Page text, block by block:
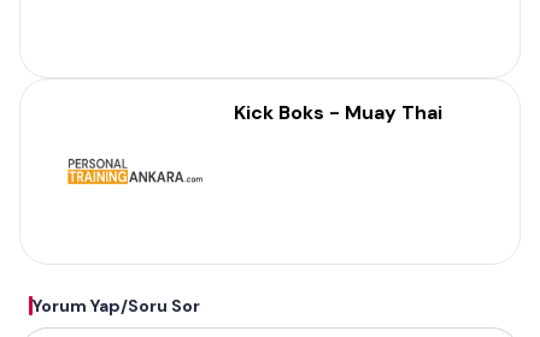
Kick Boks - Muay Thai
Yorum Yap/Soru Sor